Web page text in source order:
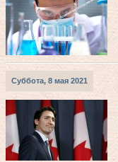
Суббота, 8 мая 2021